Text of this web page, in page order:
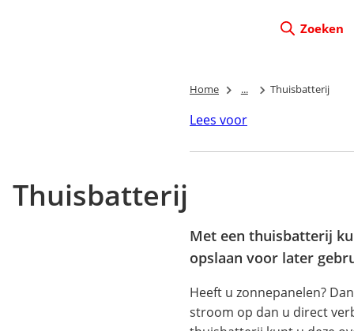
Zoeken
Home ... Thuisbatterij
Lees voor
Thuisbatterij
Met een thuisbatterij
opslaan voor later
Heeft u zonnepanelen?
stroom op dan u direct